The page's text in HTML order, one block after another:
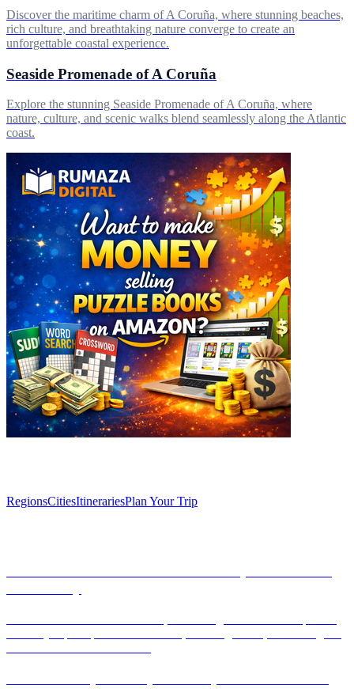
Discover the maritime charm of A Coruña, where stunning beaches,
rich culture, and breathtaking nature converge to create an
unforgettable coastal experience.
Seaside Promenade of A Coruña
Explore the stunning Seaside Promenade of A Coruña, where
nature, culture, and scenic walks blend seamlessly along the Atlantic
coast.
RegionsCitiesItinerariesPlan Your Trip